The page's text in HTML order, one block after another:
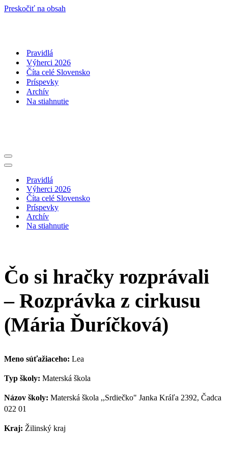
Preskočiť na obsah
Pravidlá
Výherci 2026
Číta celé Slovensko
Príspevky
Archív
Na stiahnutie
Menu
navigácie
Menu
navigáciePravidlá
Výherci 2026
Číta celé Slovensko
Príspevky
Archív
Na stiahnutie
Čo si hračky rozprávali
– Rozprávka z cirkusu
(Mária Ďuríčková)
Meno súťažiaceho: Lea
Typ školy: Materská škola
Názov školy: Materská škola ,,Srdiečko" Janka Kráľa 2392, Čadca
022 01
Kraj: Žilinský kraj